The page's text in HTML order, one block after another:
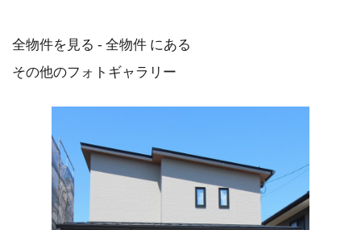
全物件を見る - 全物件 にある
その他のフォトギャラリー